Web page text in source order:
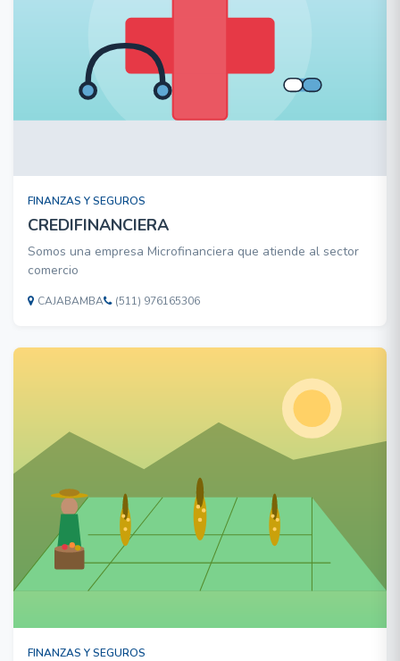
FINANZAS Y SEGUROS
CREDIFINANCIERA
Somos una empresa Microfinanciera que atiende al sector
comercio
CAJABAMBA (511) 976165306
FINANZAS Y SEGUROS